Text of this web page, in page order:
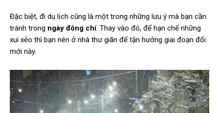
Đặc biệt, đi du lịch cũng là một trong những lưu ý mà bạn cần
tránh trong ngày đông chí. Thay vào đó, để hạn chế những
xui xẻo thì bạn nên ở nhà thư giãn để tận hưởng giai đoạn đổi
mới này.